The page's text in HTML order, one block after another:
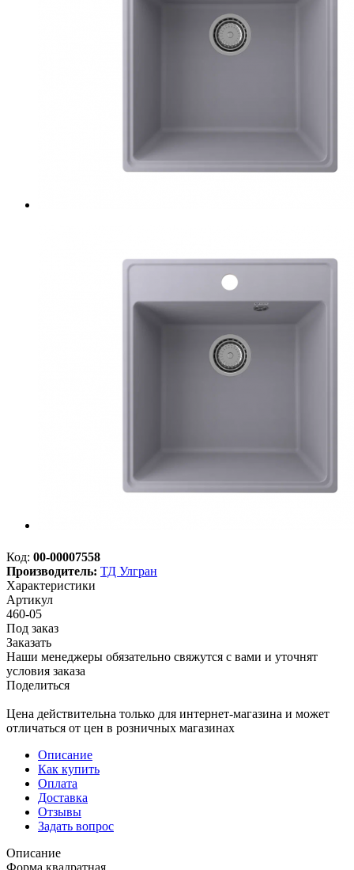
Код: 00-00007558
Производитель: ТД Улгран
Характеристики
Артикул
460-05
Под заказ
Заказать
Наши менеджеры обязательно свяжутся с вами и уточнят
условия заказа
Поделиться
Цена действительна только для интернет-магазина и может
отличаться от цен в розничных магазинах
Описание
Как купить
Оплата
Доставка
Отзывы
Задать вопрос
Описание
Форма квадратная